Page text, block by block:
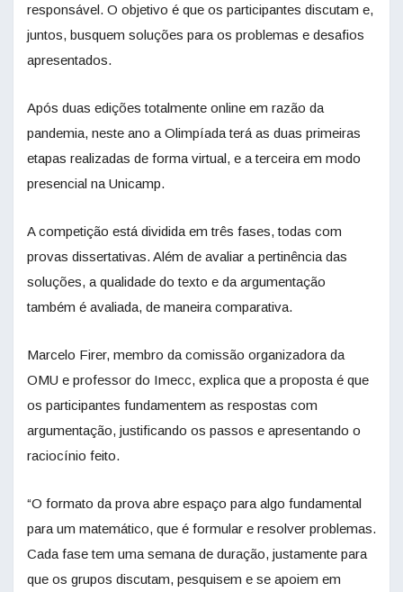
responsável. O objetivo é que os participantes discutam e,
juntos, busquem soluções para os problemas e desafios
apresentados.
Após duas edições totalmente online em razão da
pandemia, neste ano a Olimpíada terá as duas primeiras
etapas realizadas de forma virtual, e a terceira em modo
presencial na Unicamp.
A competição está dividida em três fases, todas com
provas dissertativas. Além de avaliar a pertinência das
soluções, a qualidade do texto e da argumentação
também é avaliada, de maneira comparativa.
Marcelo Firer, membro da comissão organizadora da
OMU e professor do Imecc, explica que a proposta é que
os participantes fundamentem as respostas com
argumentação, justificando os passos e apresentando o
raciocínio feito.
“O formato da prova abre espaço para algo fundamental
para um matemático, que é formular e resolver problemas.
Cada fase tem uma semana de duração, justamente para
que os grupos discutam, pesquisem e se apoiem em